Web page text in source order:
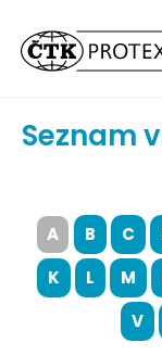
Seznam
A B C
K
L M
V